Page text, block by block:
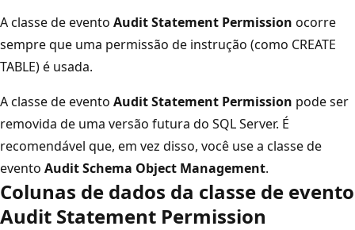
A classe de evento Audit Statement Permission ocorre
sempre que uma permissão de instrução (como CREATE
TABLE) é usada.
A classe de evento Audit Statement Permission pode ser
removida de uma versão futura do SQL Server. É
recomendável que, em vez disso, você use a classe de
evento Audit Schema Object Management.
Colunas de dados da classe de evento
Audit Statement Permission